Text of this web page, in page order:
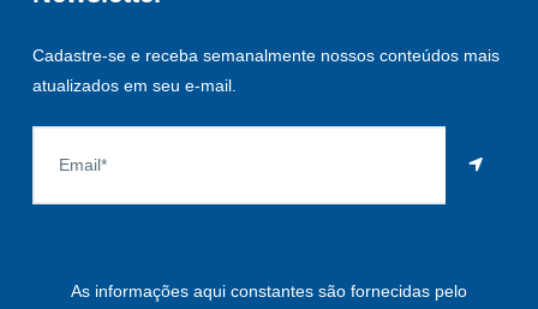
Cadastre-se e receba semanalmente nossos conteúdos mais
atualizados em seu e-mail.
As informações aqui constantes são fornecidas pelo